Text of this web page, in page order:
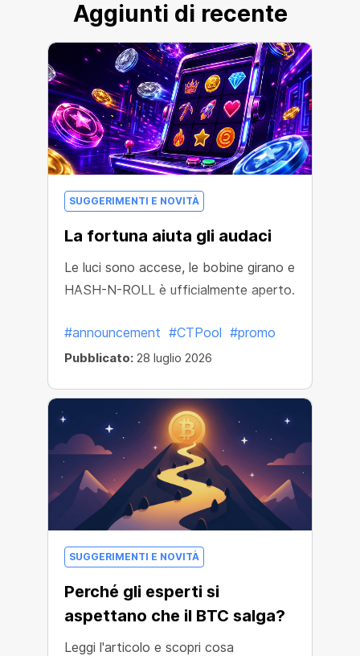
Aggiunti di recente
SUGGERIMENTI E NOVITÀ
La fortuna aiuta gli audaci
Le luci sono accese, le bobine girano e
HASH-N-ROLL è ufficialmente aperto.
#announcement #CTPool #promo
Pubblicato: 28 luglio 2026
SUGGERIMENTI E NOVITÀ
Perché gli esperti si
aspettano che il BTC salga?
Leggi l'articolo e scopri cosa